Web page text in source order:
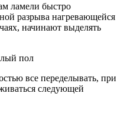
ламели быстро
разрыва нагревающейся
начинают выделять
все переделывать, при
следующей